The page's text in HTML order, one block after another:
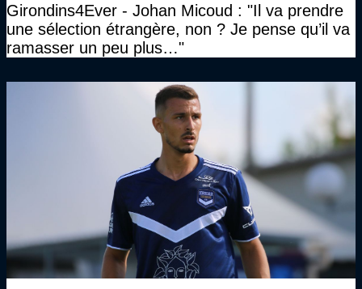
Girondins4Ever - Johan Micoud : "Il va prendre
une sélection étrangère, non ? Je pense qu’il va
ramasser un peu plus…"